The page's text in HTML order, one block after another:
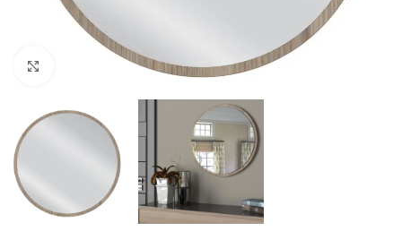
Κάντε κλικ για μεγέθυνση